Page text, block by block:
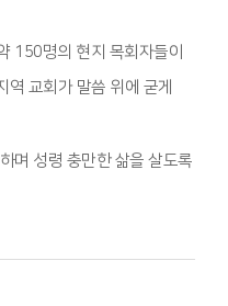
150명의 현지 목회자들이
교회가 말씀 위에 굳게
며 성령 충만한 삶을 살도록